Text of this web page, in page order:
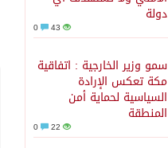
دولة
43
سمو وزير الخارجية : اتفاقية
مكة تعكس الإرادة
السياسية لحماية أمن
المنطقة
22